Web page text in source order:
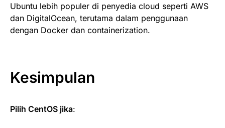
Ubuntu lebih populer di penyedia cloud seperti AWS
dan DigitalOcean, terutama dalam penggunaan
dengan Docker dan containerization.
Kesimpulan
Pilih CentOS jika: